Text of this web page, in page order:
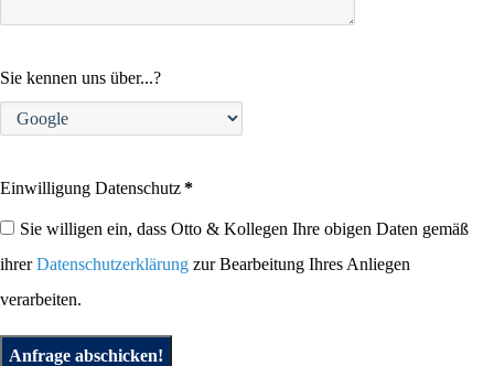
Sie kennen uns über...?
Einwilligung Datenschutz*
Sie willigen ein, dass Otto & Kollegen Ihre obigen Daten gemäß
ihrerDatenschutzerklärung zur Bearbeitung Ihres Anliegen
verarbeiten.
Anfrage abschicken!